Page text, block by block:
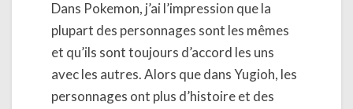
Dans Pokemon, j’ai l’impression que la
plupart des personnages sont les mêmes
et qu’ils sont toujours d’accord les uns
avec les autres. Alors que dans Yugioh, les
personnages ont plus d’histoire et des